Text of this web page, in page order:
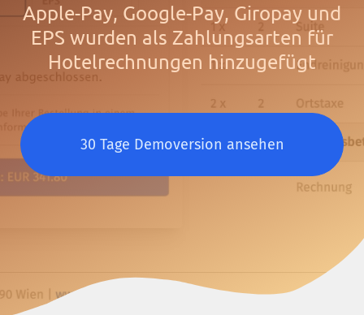
Apple-Pay, Google-Pay, Giropay und
EPS wurden als Zahlungsarten für
Hotelrechnungen hinzugefügt
30 Tage Demoversion ansehen